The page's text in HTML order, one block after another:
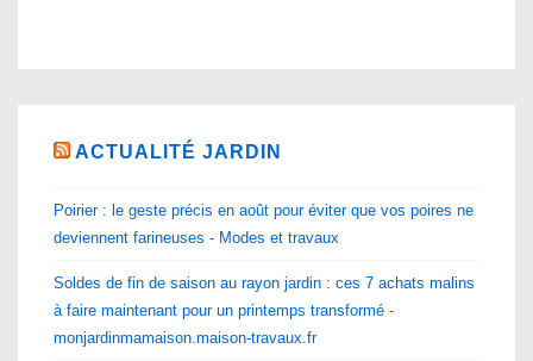
ACTUALITÉ JARDIN
Poirier : le geste précis en août pour éviter que vos poires ne
deviennent farineuses - Modes et travaux
Soldes de fin de saison au rayon jardin : ces 7 achats malins
à faire maintenant pour un printemps transformé -
monjardinmamaison.maison-travaux.fr